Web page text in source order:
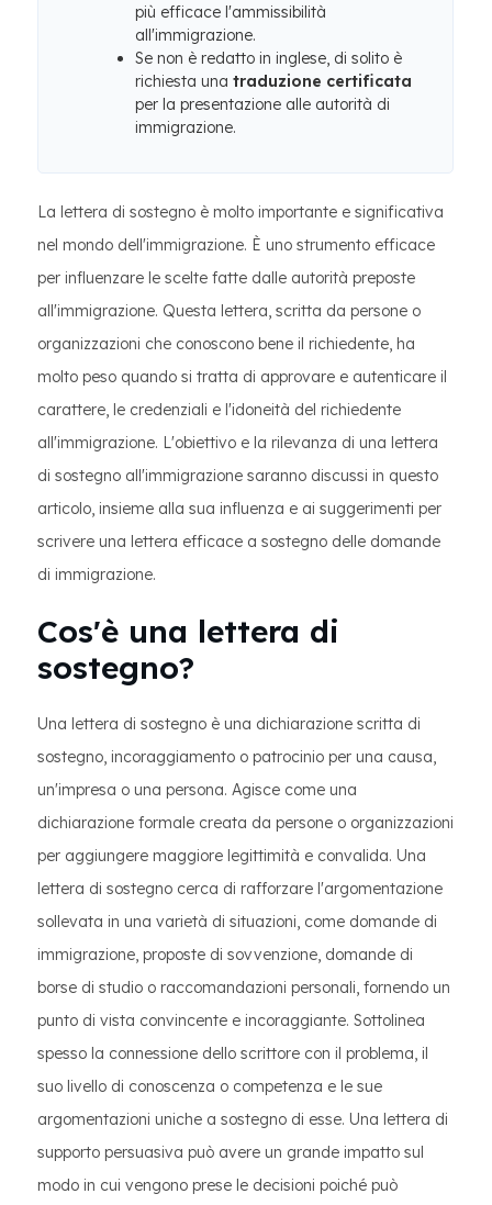
più efficace l'ammissibilità
all'immigrazione.
Se non è redatto in inglese, di solito è
richiesta una traduzione certificata
per la presentazione alle autorità di
immigrazione.
La lettera di sostegno è molto importante e significativa
nel mondo dell'immigrazione. È uno strumento efficace
per influenzare le scelte fatte dalle autorità preposte
all'immigrazione. Questa lettera, scritta da persone o
organizzazioni che conoscono bene il richiedente, ha
molto peso quando si tratta di approvare e autenticare il
carattere, le credenziali e l'idoneità del richiedente
all'immigrazione. L'obiettivo e la rilevanza di una lettera
di sostegno all'immigrazione saranno discussi in questo
articolo, insieme alla sua influenza e ai suggerimenti per
scrivere una lettera efficace a sostegno delle domande
di immigrazione.
Cos'è una lettera di
sostegno?
Una lettera di sostegno è una dichiarazione scritta di
sostegno, incoraggiamento o patrocinio per una causa,
un'impresa o una persona. Agisce come una
dichiarazione formale creata da persone o organizzazioni
per aggiungere maggiore legittimità e convalida. Una
lettera di sostegno cerca di rafforzare l'argomentazione
sollevata in una varietà di situazioni, come domande di
immigrazione, proposte di sovvenzione, domande di
borse di studio o raccomandazioni personali, fornendo un
punto di vista convincente e incoraggiante. Sottolinea
spesso la connessione dello scrittore con il problema, il
suo livello di conoscenza o competenza e le sue
argomentazioni uniche a sostegno di esse. Una lettera di
supporto persuasiva può avere un grande impatto sul
modo in cui vengono prese le decisioni poiché può